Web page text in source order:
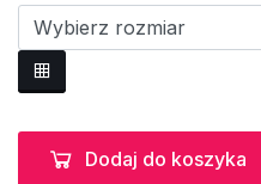
Dodaj do koszyka